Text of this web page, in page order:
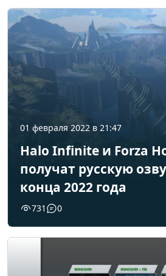
01 февраля 2022 в 21:47
Halo Infinite и Forza
получат русскую
конца 2022 года
731 0